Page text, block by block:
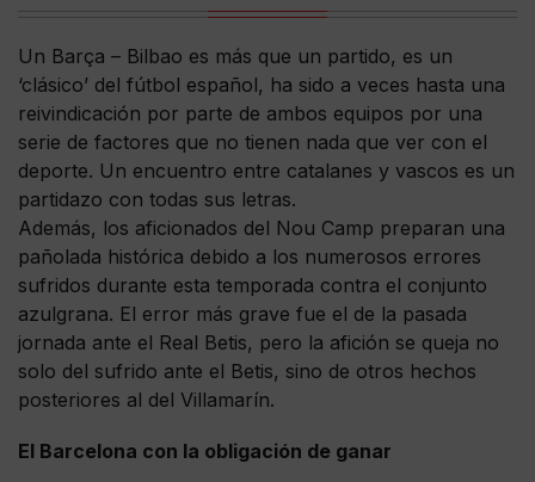
Un Barça – Bilbao es más que un partido, es un
‘clásico’ del fútbol español, ha sido a veces hasta una
reivindicación por parte de ambos equipos por una
serie de factores que no tienen nada que ver con el
deporte. Un encuentro entre catalanes y vascos es un
partidazo con todas sus letras.
Además, los aficionados del Nou Camp preparan una
pañolada histórica debido a los numerosos errores
sufridos durante esta temporada contra el conjunto
azulgrana. El error más grave fue el de la pasada
jornada ante el Real Betis, pero la afición se queja no
solo del sufrido ante el Betis, sino de otros hechos
posteriores al del Villamarín.
El Barcelona con la obligación de ganar